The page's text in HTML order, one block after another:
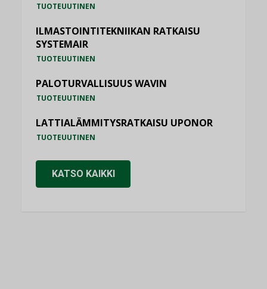
TUOTEUUTINEN
ILMASTOINTITEKNIIKAN RATKAISU
SYSTEMAIR
TUOTEUUTINEN
PALOTURVALLISUUS WAVIN
TUOTEUUTINEN
LATTIALÄMMITYSRATKAISU UPONOR
TUOTEUUTINEN
KATSO KAIKKI